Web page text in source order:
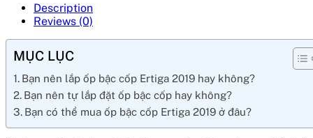
Description
Reviews (0)
MỤC LỤC
Bạn nên lắp ốp bậc cốp Ertiga 2019 hay không?
Bạn nên tự lắp đặt ốp bậc cốp hay không?
Bạn có thể mua ốp bậc cốp Ertiga 2019 ở đâu?